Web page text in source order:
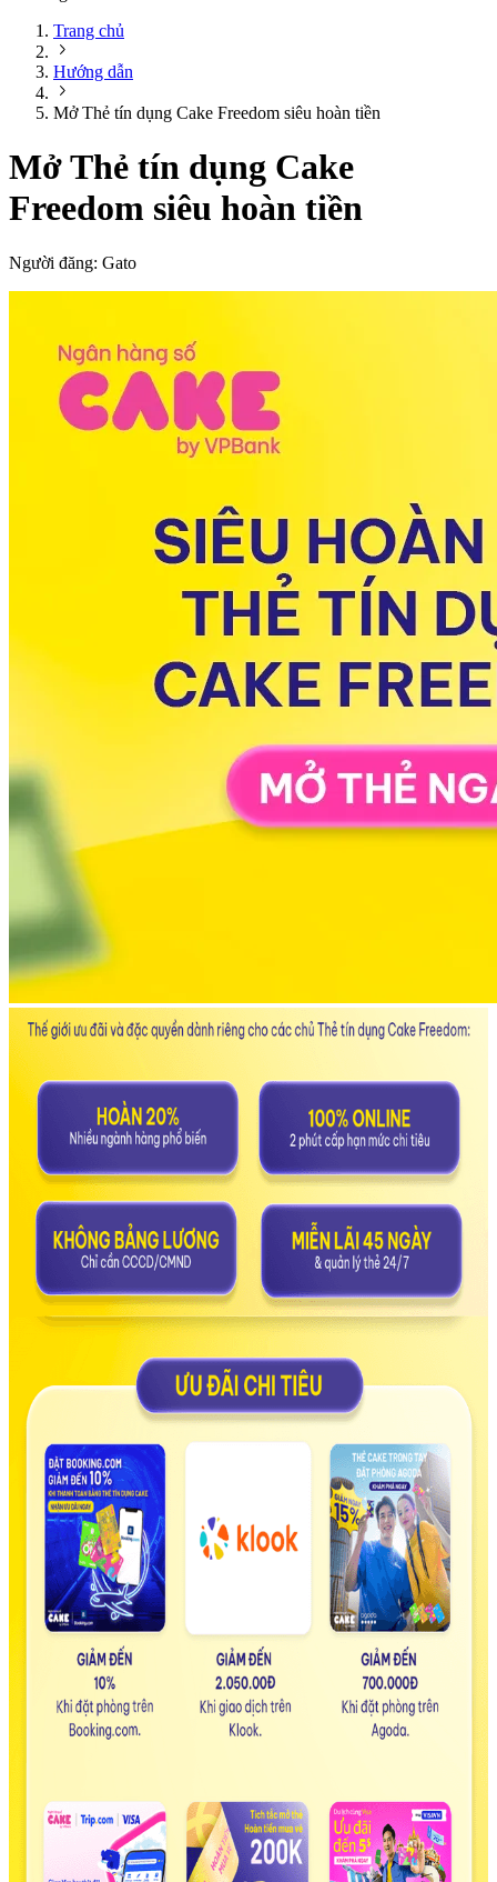
Trang chủ
Hướng dẫn
Mở Thẻ tín dụng Cake Freedom siêu hoàn tiền
Mở Thẻ tín dụng Cake
Freedom siêu hoàn tiền
Người đăng: Gato